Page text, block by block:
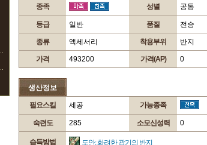
종족 성별 공통
등급 일반 품질 전승
종류 액세서리 착용부위 반지
가격 493200 가격(AP) 0
생산정보
필요스킬 세공 가능종족
숙련도 285 소모신성력 0
습득방법 도안: 화려한 광기의 반지